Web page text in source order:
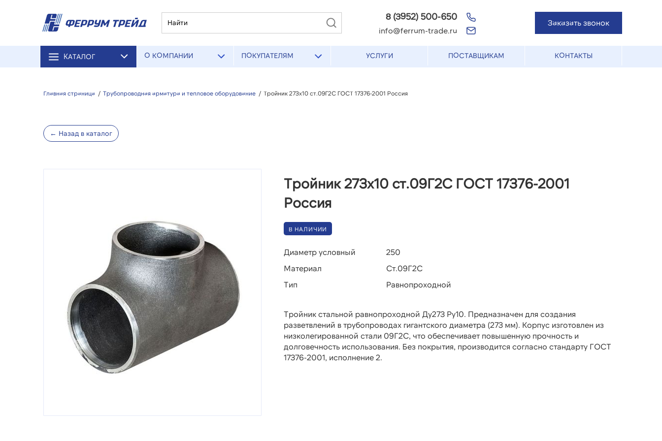
8 (3952) 500-650
info@ferrum-trade.ru
Заказать звонок
КАТАЛОГ О КОМПАНИИ ПОКУПАТЕЛЯМ УСЛУГИ ПОСТАВЩИКАМ КОНТАКТЫ
Главная страница / Трубопроводная арматура и тепловое оборудование / Тройник 273х10 ст.09Г2С ГОСТ 17376-2001 Россия
← Назад в каталог
Тройник 273х10 ст.09Г2С ГОСТ 17376-2001
Россия
В НАЛИЧИИ
Диаметр условный
250
Материал
Ст.09Г2С
Тип
Равнопроходной
Тройник стальной равнопроходной Ду273 Ру10. Предназначен для создания
разветвлений в трубопроводах гигантского диаметра (273 мм). Корпус изготовлен из
низколегированной стали 09Г2С, что обеспечивает повышенную прочность и
долговечность использования. Без покрытия, производится согласно стандарту ГОСТ
17376-2001, исполнение 2.